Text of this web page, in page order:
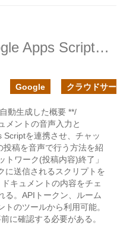
チャットワークとGoogle Apps Scriptで音声入力で投稿してみる
Google クラウドサ
動生成した概要 **/
メントの音声入力と
Scriptを連携させ、チャッ
投稿を音声で行う方法を紹
トワーク(投稿内容)終了」
に送信されるスクリプトを
キュメントの内容をチェ
る。APIトークン、ルーム
のツールから利用可能。
に確認する必要がある。